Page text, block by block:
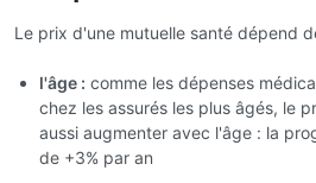
Le prix d'une mutuelle santé dépend
l'âge : comme les dépenses
chez les assurés les plus âgés, le
aussi augmenter avec l'âge : la
de +3% par an